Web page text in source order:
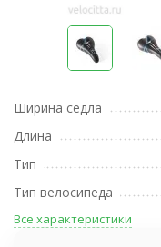
Ширина седла
Длина
Тип
Тип велосипеда
Все характеристики